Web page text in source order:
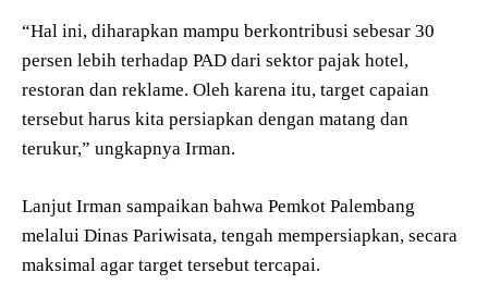
“Hal ini, diharapkan mampu berkontribusi sebesar 30
persen lebih terhadap PAD dari sektor pajak hotel,
restoran dan reklame. Oleh karena itu, target capaian
tersebut harus kita persiapkan dengan matang dan
terukur,” ungkapnya Irman.
Lanjut Irman sampaikan bahwa Pemkot Palembang
melalui Dinas Pariwisata, tengah mempersiapkan, secara
maksimal agar target tersebut tercapai.